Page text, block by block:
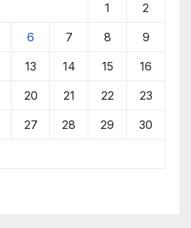
1 2
6 7 8 9
13 14 15 16
20 21 22 23
27 28 29 30